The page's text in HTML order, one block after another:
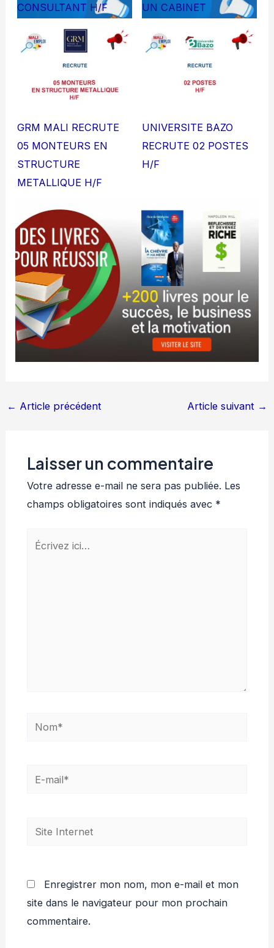
CONSULTANT H/F
UN CABINET
GRM MALI RECRUTE
05 MONTEURS EN
STRUCTURE
METALLIQUE H/F
UNIVERSITE BAZO
RECRUTE 02 POSTES
H/F
← Article précédent Article suivant →
Laisser un commentaire
Votre adresse e-mail ne sera pas publiée. Les
champs obligatoires sont indiqués avec *
Écrivez
Nom*
E-
Site
Enregistrer mon nom, mon e-mail et mon
site dans le navigateur pour mon prochain
commentaire.